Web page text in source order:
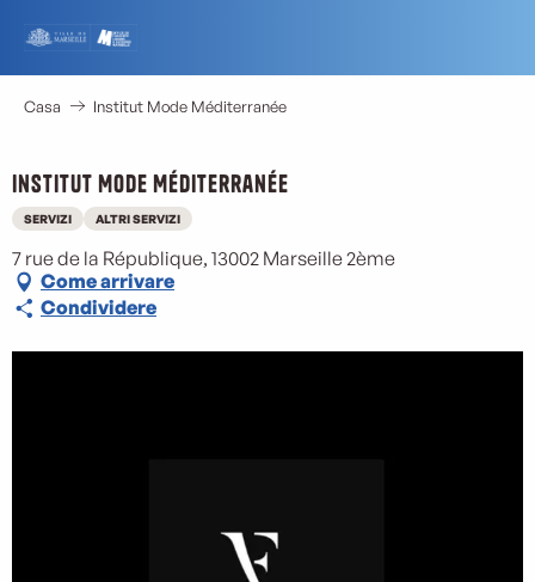
contenu
principal
Casa Institut Mode Méditerranée
Institut Mode Méditerranée
SERVIZI ALTRI SERVIZI
7 rue de la République, 13002 Marseille 2ème
Come arrivare
Condividere